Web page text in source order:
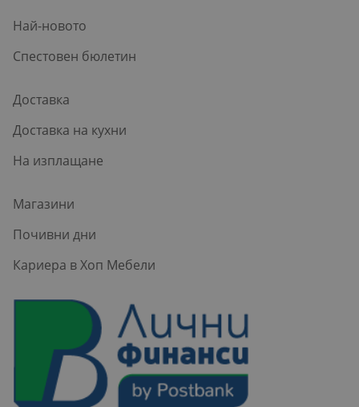
Най-новото
Спестовен бюлетин
Доставка
Доставка на кухни
На изплащане
Магазини
Почивни дни
Кариера в Хоп Мебели